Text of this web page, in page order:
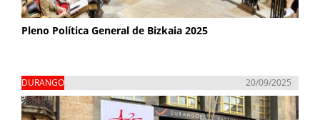
Pleno Política General de Bizkaia 2025
DURANGO 20/09/2025